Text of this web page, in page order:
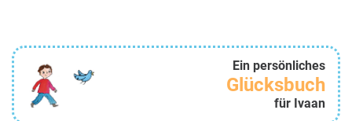
Ein persönliches
Glücksbuch
für Ivaan